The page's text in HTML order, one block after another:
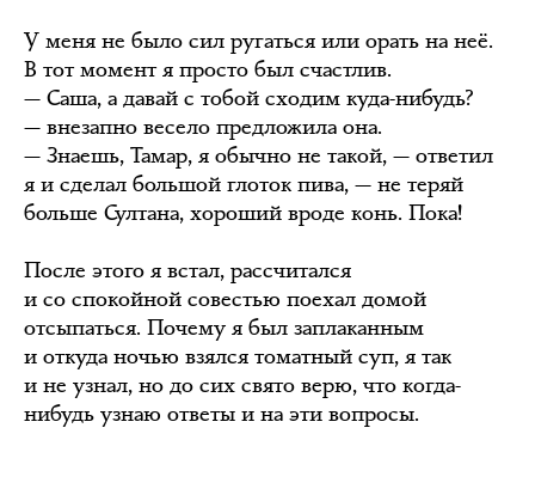
У меня не было сил ругаться или орать на неё.
В тот момент я просто был счастлив.
— Саша, а давай с тобой сходим куда-нибудь?
— внезапно весело предложила она.
— Знаешь, Тамар, я обычно не такой, — ответил
я и сделал большой глоток пива, — не теряй
больше Султана, хороший вроде конь. Пока!
После этого я встал, рассчитался
и со спокойной совестью поехал домой
отсыпаться. Почему я был заплаканным
и откуда ночью взялся томатный суп, я так
и не узнал, но до сих свято верю, что когда-
нибудь узнаю ответы и на эти вопросы.